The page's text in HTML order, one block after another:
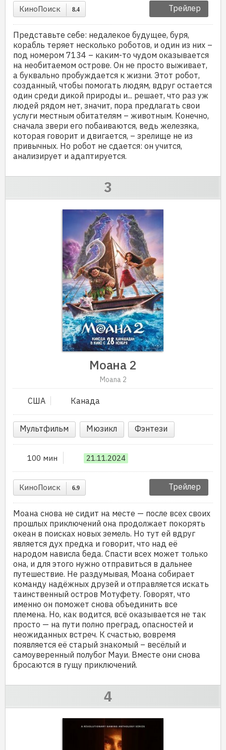
КиноПоиск 8.4 Трейлер
Представьте себе: недалекое будущее, буря,
корабль теряет несколько роботов, и один из них –
под номером 7134 – каким-то чудом оказывается
на необитаемом острове. Он не просто выживает,
а буквально пробуждается к жизни. Этот робот,
созданный, чтобы помогать людям, вдруг остается
один среди дикой природы и... решает, что раз уж
людей рядом нет, значит, пора предлагать свои
услуги местным обитателям – животным. Конечно,
сначала звери его побаиваются, ведь железяка,
которая говорит и двигается, – зрелище не из
привычных. Но робот не сдается: он учится,
анализирует и адаптируется.
Моана 2
Moana 2
США Канада
Мультфильм Мюзикл Фэнтези
100 мин 21.11.2024
КиноПоиск 6.9 Трейлер
Моана снова не сидит на месте — после всех своих
прошлых приключений она продолжает покорять
океан в поисках новых земель. Но тут ей вдруг
является дух предка и говорит, что над её
народом нависла беда. Спасти всех может только
она, и для этого нужно отправиться в дальнее
путешествие. Не раздумывая, Моана собирает
команду надёжных друзей и отправляется искать
таинственный остров Мотуфету. Говорят, что
именно он поможет снова объединить все
племена. Но, как водится, всё оказывается не так
просто — на пути полно преград, опасностей и
неожиданных встреч. К счастью, вовремя
появляется её старый знакомый – весёлый и
самоуверенный полубог Мауи. Вместе они снова
бросаются в гущу приключений.